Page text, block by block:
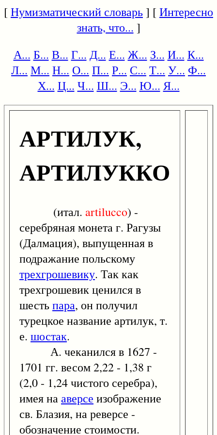
[Нумизматический словарь] [Интересно
знать, что... ]
А... Б... В... Г... Д... Е... Ж... З... И... К...
Л... М... Н... О... П... Р... С... Т... У... Ф...
Х... Ц... Ч... Ш... Э... Ю... Я...
АРТИЛУК,
АРТИЛУККО
(итал. artilucco) -
серебряная монета г. Рагузы
(Далмация), выпущенная в
подражание польскому
трехгрошевику. Так как
трехгрошевик ценился в
шестьпара, он получил
турецкое название артилук, т.
е. шостак.
А. чеканился в 1627 -
1701 гг. весом 2,22 - 1,38 г
(2,0 - 1,24 чистого серебра),
имея нааверсе изображение
св. Блазия, на реверсе -
обозначение стоимости.